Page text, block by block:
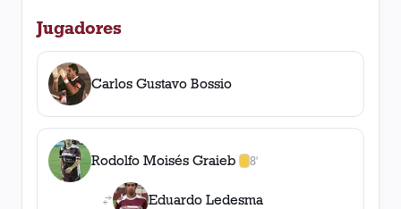
Jugadores
Carlos Gustavo Bossio
Rodolfo Moisés Graieb 8'
1amarilla
Eduardo Ledesma